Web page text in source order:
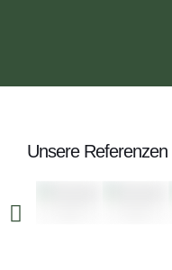
Unsere Referenzen